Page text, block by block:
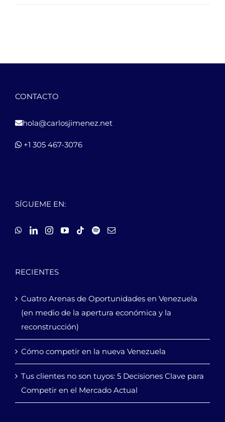
CONTACTO
hola@carlosjimenez.net
+1 305 467-3076
SÍGUEME EN:
RECIENTES
Cuatro Arenas de Oportunidades en Venezuela
(en medio de la apertura económica y la
reconstrucción)
Cómo competir en la nueva Venezuela
Tus clientes no son tuyos: 5 Decisiones Clave para
Competir en el Mercado Actual